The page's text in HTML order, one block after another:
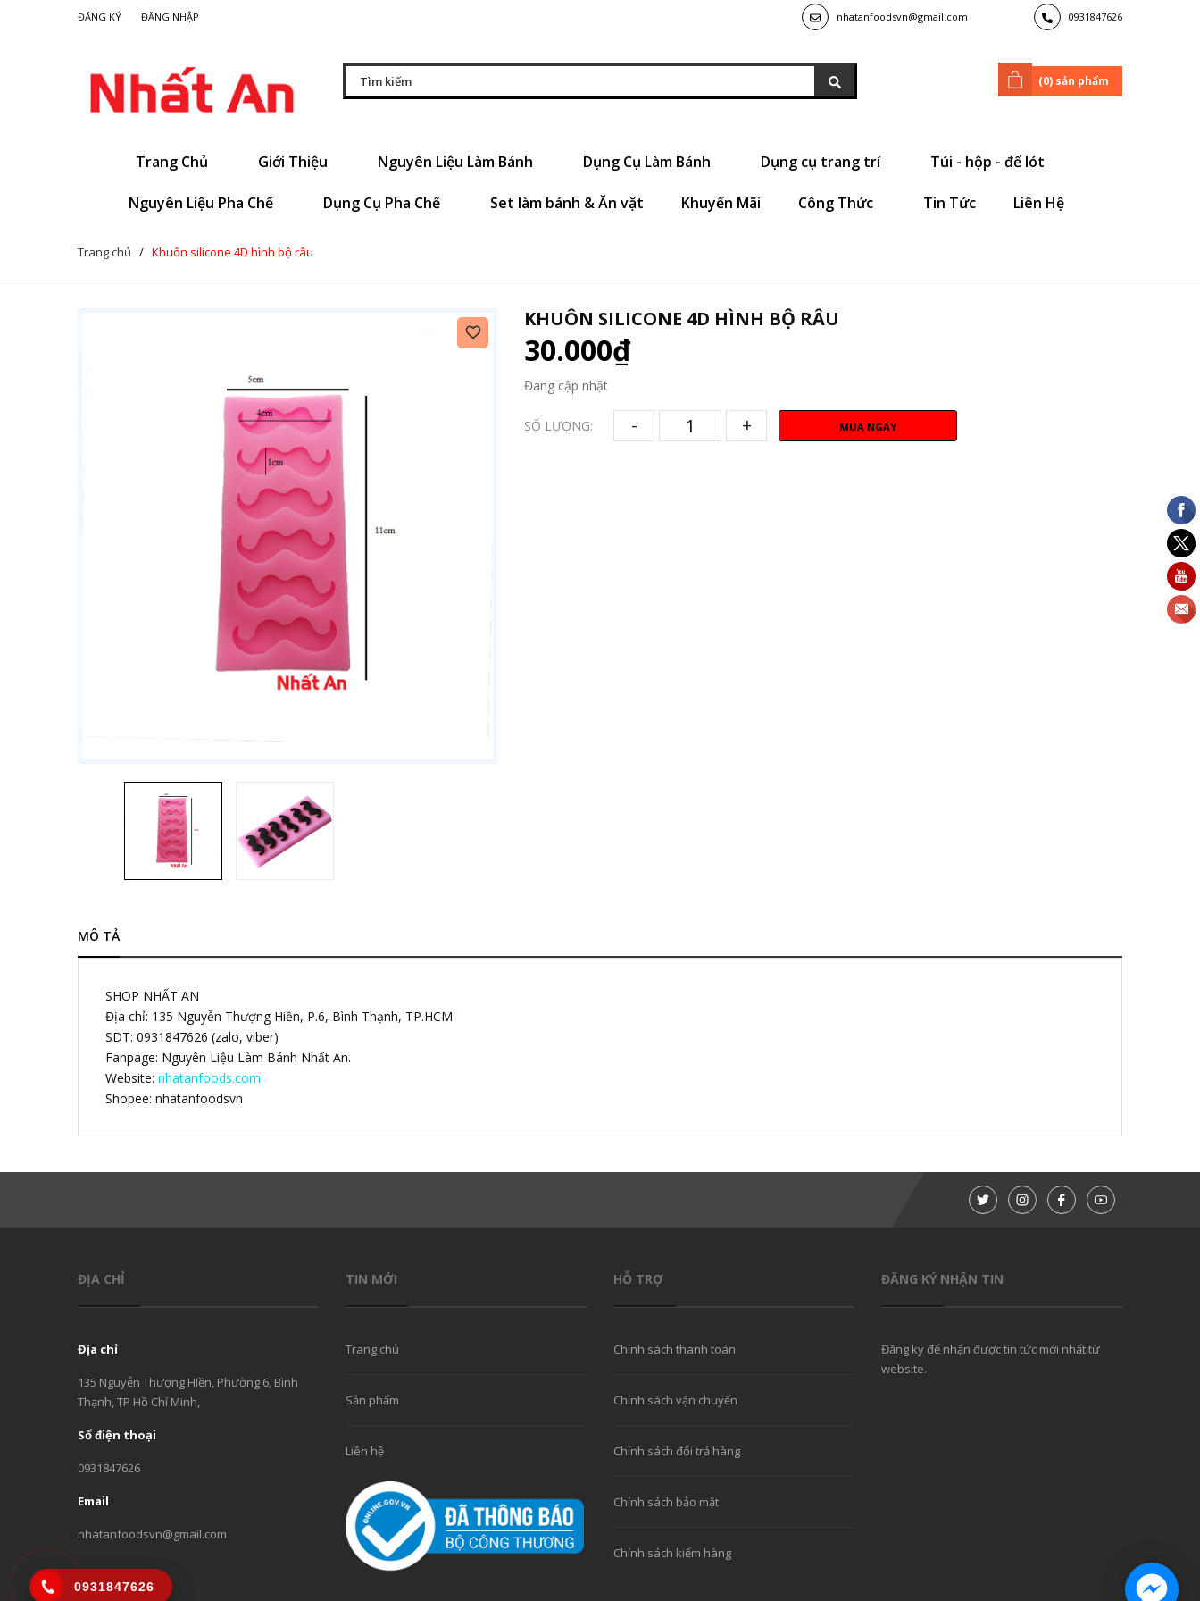
ĐĂNG KÝ ĐĂNG NHẬP nhatanfoodsvn@gmail.com 0931847626
(0) sản phẩm
Trang Chủ Giới Thiệu Nguyên Liệu Làm Bánh Dụng Cụ Làm Bánh Dụng cụ trang trí Túi - hộp - đế lót
Nguyên Liệu Pha Chế Dụng Cụ Pha Chế Set làm bánh & Ăn vặt Khuyến Mãi Công Thức Tin Tức Liên Hệ
Trang chủ / Khuôn silicone 4D hình bộ râu
KHUÔN SILICONE 4D HÌNH BỘ RÂU
30.000₫
Đang cập nhật
SỐ LƯỢNG: - + MUA NGAY
MÔ TẢ
SHOP NHẤT AN
Địa chỉ: 135 Nguyễn Thượng Hiền, P.6, Bình Thạnh, TP.HCM
SDT: 0931847626 (zalo, viber)
Fanpage: Nguyên Liệu Làm Bánh Nhất An.
Website: nhatanfoods.com
Shopee: nhatanfoodsvn
ĐỊA CHỈ
Địa chỉ
135 Nguyễn Thượng HIền, Phường 6, Bình
Thạnh, TP Hồ Chí Minh,
Số điện thoại
0931847626
Email
nhatanfoodsvn@gmail.com
TIN MỚI
Trang chủ
Sản phẩm
Liên hệ
HỖ TRỢ
Chính sách thanh toán
Chính sách vận chuyển
Chính sách đổi trả hàng
Chính sách bảo mật
Chính sách kiểm hàng
ĐĂNG KÝ NHẬN TIN
Đăng ký để nhận được tin tức mới nhất từ
website.
0931847626